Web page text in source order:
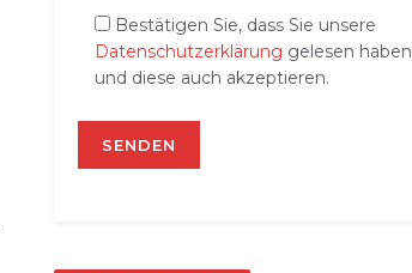
Bestätigen Sie, dass Sie unsere
Datenschutzerklärung gelesen haben
und diese auch akzeptieren.